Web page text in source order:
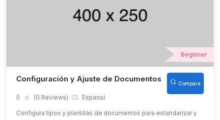
Beginner
Configuración y Ajuste de Documentos Compare
0 (0 Reviews) Espanol
Configura tipos y plantillas de documentos para estandarizar y